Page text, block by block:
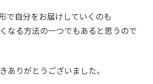
で自分をお届けしていくのも
なる方法の一つでもあると思うので
ありがとうございました。